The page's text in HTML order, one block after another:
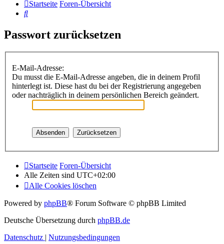
Startseite Foren-Übersicht
Suche
Passwort zurücksetzen
E-Mail-Adresse:
Du musst die E-Mail-Adresse angeben, die in deinem Profil
hinterlegt ist. Diese hast du bei der Registrierung angegeben
oder nachträglich in deinem persönlichen Bereich geändert.
Startseite Foren-Übersicht
Alle Zeiten sind UTC+02:00
Alle Cookies löschen
Powered by phpBB® Forum Software © phpBB Limited
Deutsche Übersetzung durch phpBB.de
Datenschutz | Nutzungsbedingungen